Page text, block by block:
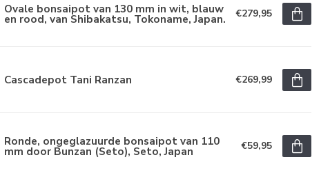
Ovale bonsaipot van 130 mm in wit, blauw
en rood, van Shibakatsu, Tokoname, Japan. €279,95
Cascadepot Tani Ranzan €269,99
Ronde, ongeglazuurde bonsaipot van 110
mm door Bunzan (Seto), Seto, Japan €59,95